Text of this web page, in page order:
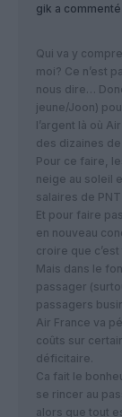
gik a commenté
Qui va y
moi? Ce n’est
nous dire…
jeune/Joon)
l’argent là où
des dizaines de
Pour ce faire,
neige au soleil
salaires de
Et pour faire
en nouveau
croire que
Mais dans le
passager
passagers
Air France va
coûts sur
déficitaire.
Ca fait le
se rincer au
alors que tout